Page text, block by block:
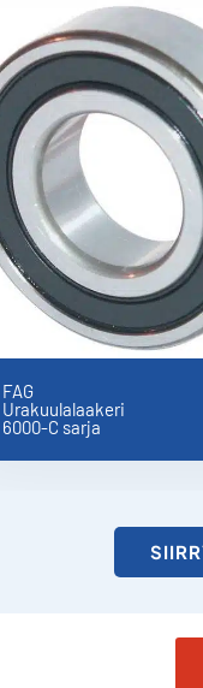
FAG
Urakuulalaakeri
6000-C sarja